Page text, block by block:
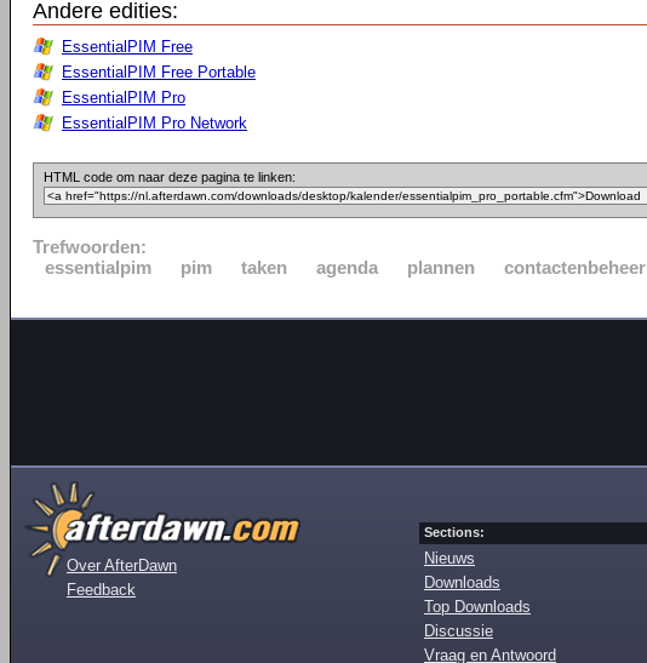
Andere edities:
EssentialPIM Free
EssentialPIM Free Portable
EssentialPIM Pro
EssentialPIM Pro Network
HTML code om naar deze pagina te linken:
Trefwoorden:
essentialpim
pim taken agenda plannen contactenbeheer
Over AfterDawn
Feedback
Sections:
Nieuws
Downloads
Top Downloads
Discussie
Vraag en Antwoord